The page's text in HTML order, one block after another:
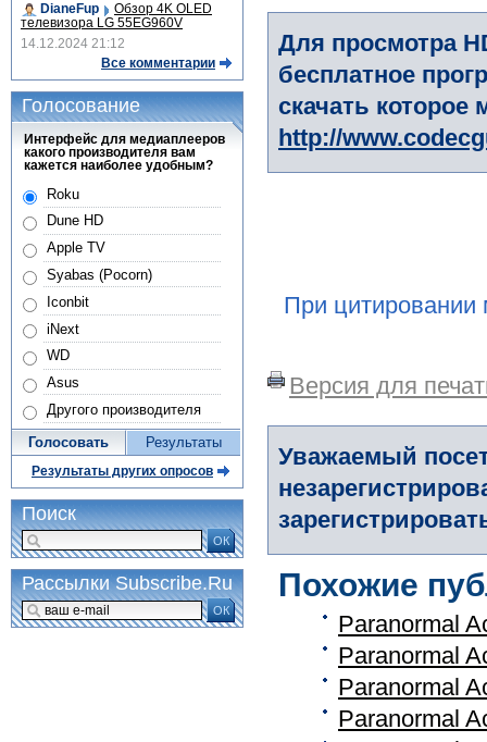
Для просмотра
бесплатное
скачать
http://
При цитировании
Версия для
Уважаемый
Похожие
Paranormal
Paranormal
Paranormal
Paranormal
DianeFup
Обзор 4K OLED
телевизора LG 55EG960V
14.12.2024 21:12
Все комментарии
Голосование
Интерфейс для медиаплееров
какого производителя вам
кажется наиболее удобным?
Roku
Dune HD
Apple TV
Syabas (Pocorn)
Iconbit
iNext
WD
Asus
Другого производителя
Голосовать Результаты
Результаты других опросов
Поиск
ОК
Рассылки Subscribe.Ru
ОК